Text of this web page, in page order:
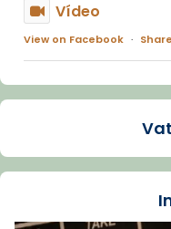
Vídeo
View on Facebook · Share
Arquebisbat
La Carmina va
dos mesos, a